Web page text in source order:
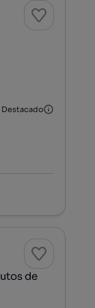
Destacado